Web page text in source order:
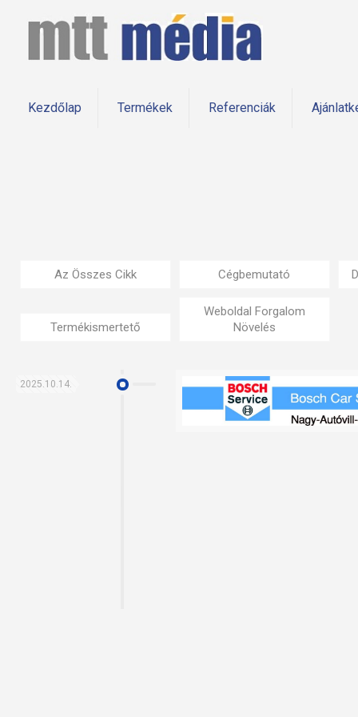
Kezdőlap Termékek Referenciák
Az Összes Cikk Cégbemutató
Termékismertető
Weboldal Forgalom
Növelés
2025.10.14.